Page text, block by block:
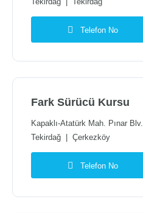
Tekirdağ
Tekirdağ
Telefon No
Fark Sürücü Kursu
Kapaklı-Atatürk Mah. Pınar Blv.
Tekirdağ
Çerkezköy
Telefon No